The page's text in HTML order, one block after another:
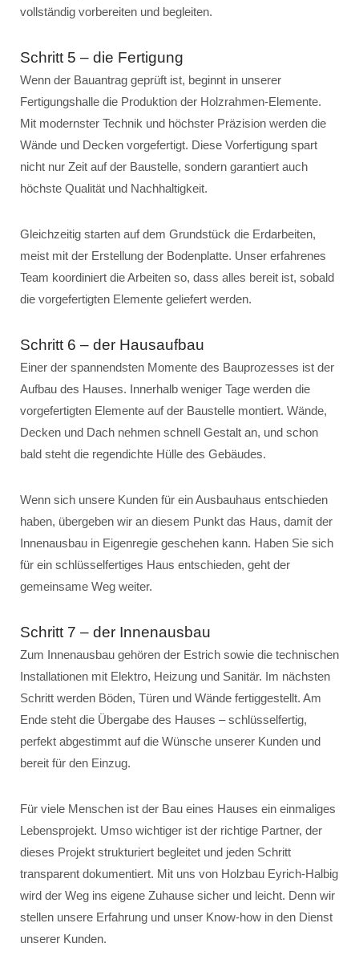
vollständig vorbereiten und begleiten.
Schritt 5 – die Fertigung
Wenn der Bauantrag geprüft ist, beginnt in unserer
Fertigungshalle die Produktion der Holzrahmen-Elemente.
Mit modernster Technik und höchster Präzision werden die
Wände und Decken vorgefertigt. Diese Vorfertigung spart
nicht nur Zeit auf der Baustelle, sondern garantiert auch
höchste Qualität und Nachhaltigkeit.
Gleichzeitig starten auf dem Grundstück die Erdarbeiten,
meist mit der Erstellung der Bodenplatte. Unser erfahrenes
Team koordiniert die Arbeiten so, dass alles bereit ist, sobald
die vorgefertigten Elemente geliefert werden.
Schritt 6 – der Hausaufbau
Einer der spannendsten Momente des Bauprozesses ist der
Aufbau des Hauses. Innerhalb weniger Tage werden die
vorgefertigten Elemente auf der Baustelle montiert. Wände,
Decken und Dach nehmen schnell Gestalt an, und schon
bald steht die regendichte Hülle des Gebäudes.
Wenn sich unsere Kunden für ein Ausbauhaus entschieden
haben, übergeben wir an diesem Punkt das Haus, damit der
Innenausbau in Eigenregie geschehen kann. Haben Sie sich
für ein schlüsselfertiges Haus entschieden, geht der
gemeinsame Weg weiter.
Schritt 7 – der Innenausbau
Zum Innenausbau gehören der Estrich sowie die technischen
Installationen mit Elektro, Heizung und Sanitär. Im nächsten
Schritt werden Böden, Türen und Wände fertiggestellt. Am
Ende steht die Übergabe des Hauses – schlüsselfertig,
perfekt abgestimmt auf die Wünsche unserer Kunden und
bereit für den Einzug.
Für viele Menschen ist der Bau eines Hauses ein einmaliges
Lebensprojekt. Umso wichtiger ist der richtige Partner, der
dieses Projekt strukturiert begleitet und jeden Schritt
transparent dokumentiert. Mit uns von Holzbau Eyrich-Halbig
wird der Weg ins eigene Zuhause sicher und leicht. Denn wir
stellen unsere Erfahrung und unser Know-how in den Dienst
unserer Kunden.